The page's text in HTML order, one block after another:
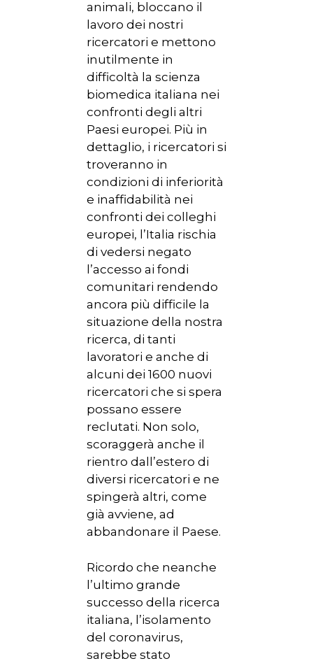
animali, bloccano il
lavoro dei nostri
ricercatori e mettono
inutilmente in
difficoltà la scienza
biomedica italiana nei
confronti degli altri
Paesi europei. Più in
dettaglio, i ricercatori si
troveranno in
condizioni di inferiorità
e inaffidabilità nei
confronti dei colleghi
europei, l’Italia rischia
di vedersi negato
l’accesso ai fondi
comunitari rendendo
ancora più difficile la
situazione della nostra
ricerca, di tanti
lavoratori e anche di
alcuni dei 1600 nuovi
ricercatori che si spera
possano essere
reclutati. Non solo,
scoraggerà anche il
rientro dall’estero di
diversi ricercatori e ne
spingerà altri, come
già avviene, ad
abbandonare il Paese.
Ricordo che neanche
l’ultimo grande
successo della ricerca
italiana, l’isolamento
del coronavirus,
sarebbe stato